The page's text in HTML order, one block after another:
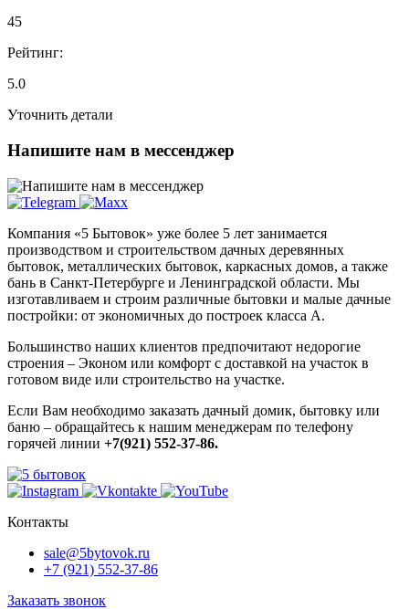
45
Рейтинг:
5.0
Уточнить детали
Напишите нам в мессенджер
Компания «5 Бытовок» уже более 5 лет занимается
производством и строительством дачных деревянных
бытовок, металлических бытовок, каркасных домов, а также
бань в Санкт-Петербурге и Ленинградской области. Мы
изготавливаем и строим различные бытовки и малые дачные
постройки: от экономичных до построек класса А.
Большинство наших клиентов предпочитают недорогие
строения – Эконом или комфорт с доставкой на участок в
готовом виде или строительство на участке.
Если Вам необходимо заказать дачный домик, бытовку или
баню – обращайтесь к нашим менеджерам по телефону
горячей линии +7(921) 552-37-86.
Контакты
sale@5bytovok.ru
+7 (921) 552-37-86
Заказать звонок